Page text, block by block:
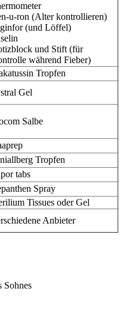
u-ron (Alter kontrollieren)
(und Löffel)
und Stift (für
während Fieber)
Tropfen
Gel
Salbe
Tropfen
tabs
Spray
Tissues oder Gel
Anbieter
Sohnes